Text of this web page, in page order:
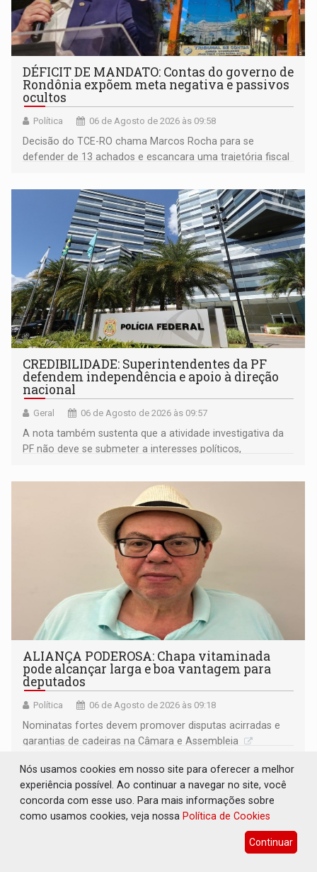
DÉFICIT DE MANDATO: Contas do governo de
Rondônia expõem meta negativa e passivos
ocultos
Política 06 de Agosto de 2026 às 09:58
Decisão do TCE-RO chama Marcos Rocha para se
defender de 13 achados e escancara uma trajetória fiscal
mandato
CREDIBILIDADE: Superintendentes da PF
defendem independência e apoio à direção
nacional
Geral 06 de Agosto de 2026 às 09:57
A nota também sustenta que a atividade investigativa da
PF não deve se submeter a interesses políticos,
ALIANÇA PODEROSA: Chapa vitaminada
pode alcançar larga e boa vantagem para
deputados
Política 06 de Agosto de 2026 às 09:18
Nominatas fortes devem promover disputas acirradas e
garantias de cadeiras na Câmara e Assembleia
Nós usamos cookies em nosso site para oferecer a melhor
experiência possível. Ao continuar a navegar no site, você
concorda com esse uso. Para mais informações sobre
como usamos cookies, veja nossa Política de Cookies
Continuar